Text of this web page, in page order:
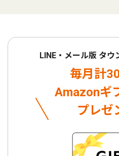
LINE・メール版 タウ
毎月計
Amazonギ
プレゼ